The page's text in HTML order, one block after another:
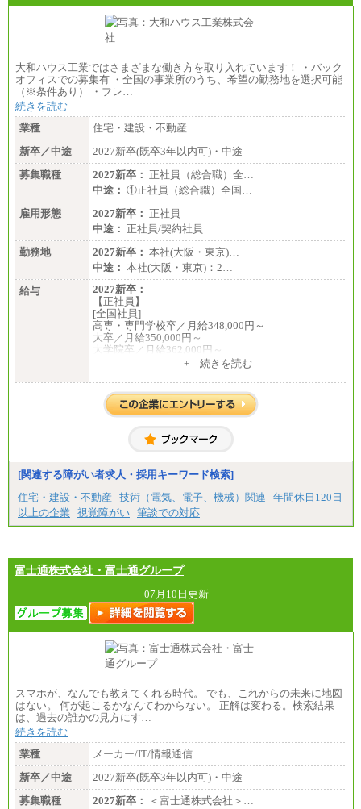
大和ハウス工業ではさまざまな働き方を取り入れています！ ・バック
オフィスでの募集有 ・全国の事業所のうち、希望の勤務地を選択可能
（※条件あり） ・フレ…
続きを読む
業種
住宅・建設・不動産
新卒／中途
2027新卒(既卒3年以内可)・中途
募集職種
2027新卒： 正社員（総合職）全…
中途： ①正社員（総合職）全国…
雇用形態
2027新卒： 正社員
中途： 正社員/契約社員
勤務地
2027新卒： 本社(大阪・東京)…
中途： 本社(大阪・東京)：2…
給与
2027新卒：
【正社員】
[全国社員]
高専・専門学校卒／月給348,000円～
大卒／月給350,000円～
大学院卒／月給362,000円～
[地域社員]月給295,000円～
【正社員】
[全国社員]月給348,000円～
[地域社員]月給295,000円～
【契約社員】月給200,000円～
+ 続きを読む
[関連する障がい者求人・採用キーワード検索]
住宅・建設・不動産
技術（電気、電子、機械）関連
年間休日120日
以上の企業
視覚障がい 筆談での対応
富士通株式会社・富士通グループ
07月10日更新
スマホが、なんでも教えてくれる時代。 でも、これからの未来に地図
はない。 何が起こるかなんてわからない。 正解は変わる。検索結果
は、過去の誰かの見方にす…
続きを読む
業種
メーカー/IT/情報通信
新卒／中途
2027新卒(既卒3年以内可)・中途
募集職種
2027新卒：
＜富士通株式会社＞…